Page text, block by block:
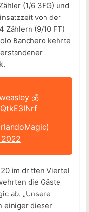
(1/6 3FG) und
von der
Zählern (9/10 FT)
Banchero kehrte
💰
2022
im dritten Viertel
die Gäste
ab. „Unsere
einiger dieser